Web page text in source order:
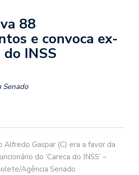
88
e convoca ex-
INSS
Senado
Gaspar (C) era a favor da
do ‘Careca do INSS’ –
Agência Senado